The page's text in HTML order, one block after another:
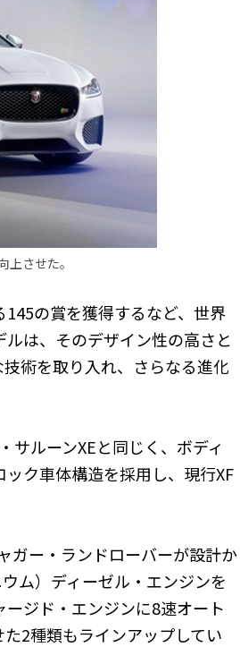
させた。
の賞を獲得するなど、世界
は、そのデザイン性の高さと
術を取り入れ、さらなる進化
サルーンXEと同じく、ボディ
ク車体構造を採用し、現行XF
ガー・ランドローバーが設計か
ム）ディーゼル・エンジンを
ジド・エンジンに8速オート
2種類もラインアップしてい